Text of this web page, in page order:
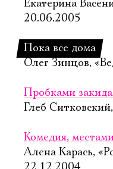
Екатерина
20.06.2005
Пока все дома
Олег Зинцов,
Пробками
Глеб
Комедия,
Алена Карась,